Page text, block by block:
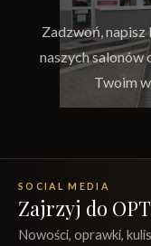
Zadzwoń,
naszych salonów
Twoim
SOCIAL MEDIA
Zajrzyj do
Nowości, oprawki,